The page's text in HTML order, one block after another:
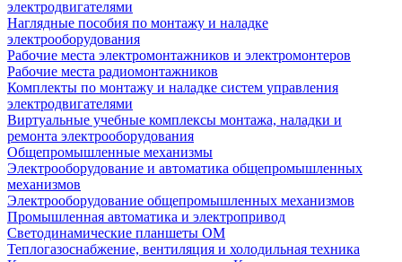
электродвигателями
Наглядные пособия по монтажу и наладке
электрооборудования
Рабочие места электромонтажников и электромонтеров
Рабочие места радиомонтажников
Комплекты по монтажу и наладке систем управления
электродвигателями
Виртуальные учебные комплексы монтажа, наладки и
ремонта электрооборудования
Общепромышленные механизмы
Электрооборудование и автоматика общепромышленных
механизмов
Электрооборудование общепромышленных механизмов
Промышленная автоматика и электропривод
Светодинамические планшеты ОМ
Теплогазоснабжение, вентиляция и холодильная техника